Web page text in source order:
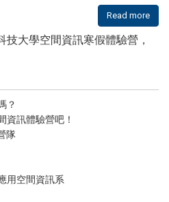
Read more
技大學空間資訊寒假體驗營，
？
資訊體驗營吧！
隊
用空間資訊系